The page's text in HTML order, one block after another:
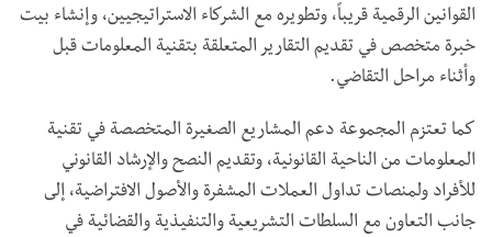
القوانين الرقمية قريباً، وتطويره مع الشركاء الاستراتيجيين، وإنشاء بيت
خبرة متخصص في تقديم التقارير المتعلقة بتقنية المعلومات قبل
وأثناء مراحل التقاضي.
كما تعتزم المجموعة دعم المشاريع الصغيرة المتخصصة في تقنية
المعلومات من الناحية القانونية، وتقديم النصح والإرشاد القانوني
للأفراد ولمنصات تداول العملات المشفرة والأصول الافتراضية، إلى
جانب التعاون مع السلطات التشريعية والتنفيذية والقضائية في